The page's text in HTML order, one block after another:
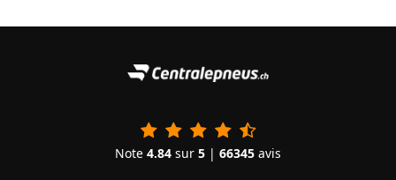
Note 4.84 sur 5 | 66345 avis